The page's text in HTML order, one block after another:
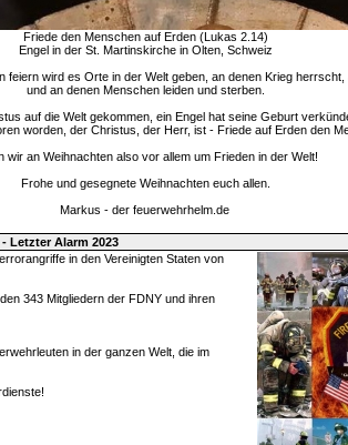
Friede den Menschen auf Erden (Lukas 2.14)
Engel in der St. Martinskirche in Olten, Schweiz
feiern wird es Orte in der Welt geben, an denen Krieg
und an denen Menschen leiden und sterben.
auf die Welt gekommen, ein Engel hat seine Geburt
worden, der Christus, der Herr, ist - Friede auf Erden den
wir an Weihnachten also vor allem um Frieden in der Welt!
Frohe und gesegnete Weihnachten euch allen.
Markus - der feuerwehrhelm.de
- Letzter Alarm 2023
in den Vereinigten Staten von
343 Mitgliedern der FDNY und ihren
in der ganzen Welt, die im